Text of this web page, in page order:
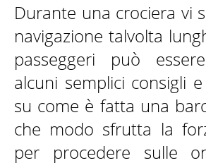
Durante una crociera vi
navigazione talvolta
passeggeri può
alcuni semplici consigli
su come è fatta una
che modo sfrutta la
per procedere sulle